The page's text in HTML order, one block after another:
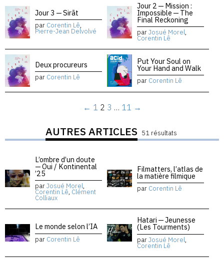
Jour 3 — Sirāt
par Corentin Lê,
Pierre-Jean Delvolvé
Jour 2 — Mission :
Impossible — The
Final Reckoning
parJosué Morel,
Corentin Lê
Deux procureurs
par Corentin Lê
Put Your Soul on
Your Hand and Walk
par Corentin Lê
← 1 2 3 … 11 →
AUTRES ARTICLES 51 résultats
L’ombre d’un doute
— Oui / Kontinental
’25
parJosué Morel,
Corentin Lê, Clément
Colliaux
Filmatters, l’atlas de
la matière filmique
par Corentin Lê
Le monde selon l’IA
par Corentin Lê
Hatari — Jeunesse
(Les Tourments)
parJosué Morel,
Corentin Lê